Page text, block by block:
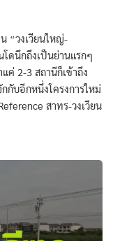
“วงเวียนใหญ่-
ดนึกถึงเป็นย่านแรกๆ
ค่ 2-3 สถานีก็เข้าถึง
กับอีกหนึ่งโครงการใหม่
สาทร-วงเวียน